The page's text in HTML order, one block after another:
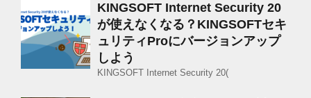
KINGSOFT Internet Security 20
が使えなくなる？KINGSOFTセキ
ュリティProにバージョンアップ
しよう
KINGSOFT Internet Security 20(